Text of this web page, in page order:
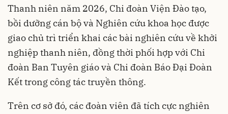
Thanh niên năm 2026, Chi đoàn Viện Đào tạo,
bồi dưỡng cán bộ và Nghiên cứu khoa học được
giao chủ trì triển khai các bài nghiên cứu về khởi
nghiệp thanh niên, đồng thời phối hợp với Chi
đoàn Ban Tuyên giáo và Chi đoàn Báo Đại Đoàn
Kết trong công tác truyền thông.
Trên cơ sở đó, các đoàn viên đã tích cực nghiên